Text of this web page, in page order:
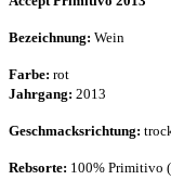
Bezeichnung: Wein
Farbe: rot
Jahrgang: 2013
Geschmacksrichtung:
Rebsorte: 100% Primitivo